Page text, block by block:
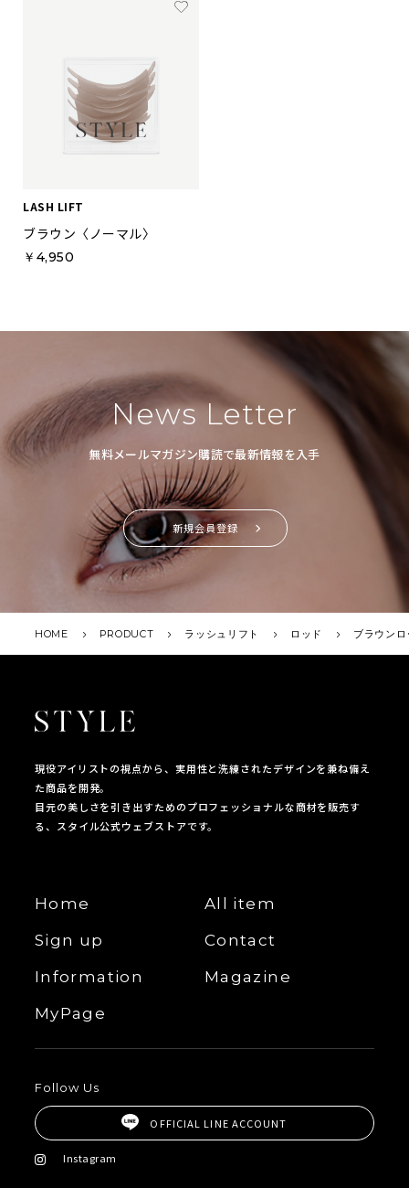
LASH LIFT
ブラウン〈ノーマル〉
￥4,950
News Letter
無料メールマガジン購読で最新情報を入手
新規会員登録
HOME PRODUCT ラッシュリフト ロッド ブラウンロ
現役アイリストの視点から、実用性と洗練されたデザインを兼ね備え
た商品を開発。
目元の美しさを引き出すためのプロフェッショナルな商材を販売す
る、スタイル公式ウェブストアです。
Home
Information
Sign up
MyPage
All item
Magazine
Contact
Follow Us
OFFICIAL LINE ACCOUNT
Instagram